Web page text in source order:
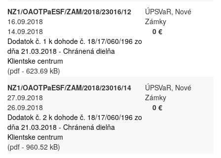
NZ1/OAOTPaESF/ZAM/2018/23016/12
16.09.2018
14.09.2018
Dodatok č. 1 k dohode č. 18/17/060/196 zo
dňa 21.03.2018 - Chránená dielňa
Klientske centrum
(pdf - 623.69 kB)
ÚPSVaR, Nové
Zámky
0 €
NZ1/OAOTPaESF/ZAM/2018/23016/14
27.09.2018
26.09.2018
Dodatok č. 2 k dohode č. 18/17/060/196 zo
dňa 21.03.2018 - Chránená dielňa
Klientske centrum
(pdf - 960.52 kB)
ÚPSVaR, Nové
Zámky
0 €